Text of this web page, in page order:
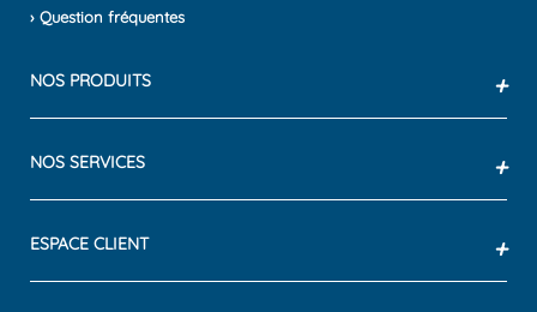
› Question fréquentes
NOS PRODUITS +
NOS SERVICES +
ESPACE CLIENT +